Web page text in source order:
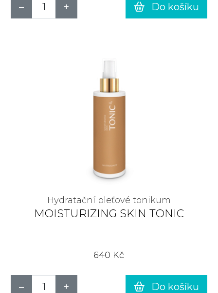
Do košíku
Hydratační pleťové tonikum
MOISTURIZING SKIN TONIC
640 Kč
Do košíku